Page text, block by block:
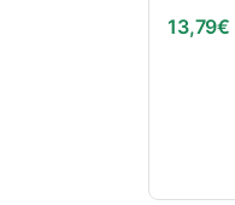
13,79€